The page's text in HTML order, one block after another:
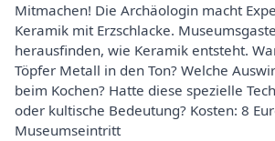
Mitmachen! Die Archäologin macht
Keramik mit Erzschlacke.
herausfinden, wie Keramik entsteht.
Töpfer Metall in den Ton? Welche
beim Kochen? Hatte diese spezielle
oder kultische Bedeutung? Kosten: 8
Museumseintritt